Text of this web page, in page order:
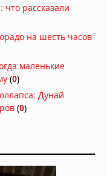
как пять пар
на внеземное
лесов,
земледелию и
что рассказали
на шесть часов
маленькие
(0)
Дунай
(0)